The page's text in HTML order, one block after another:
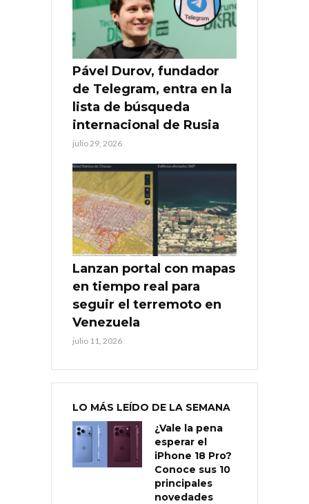
Pável Durov, fundador
de Telegram, entra en la
lista de búsqueda
internacional de Rusia
julio 29, 2026
Lanzan portal con mapas
en tiempo real para
seguir el terremoto en
Venezuela
julio 11, 2026
LO MÁS LEÍDO DE LA SEMANA
¿Vale la pena
esperar el
iPhone 18 Pro?
Conoce sus 10
principales
novedades